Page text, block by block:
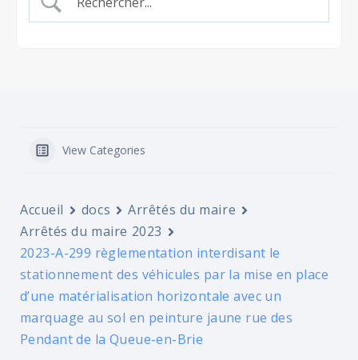
View Categories
Accueil docs
Arrêtés du maire
Arrêtés du maire 2023
2023-A-299 règlementation interdisant le
stationnement des véhicules par la mise en place
d’une matérialisation horizontale avec un
marquage au sol en peinture jaune rue des
Pendant de la Queue-en-Brie